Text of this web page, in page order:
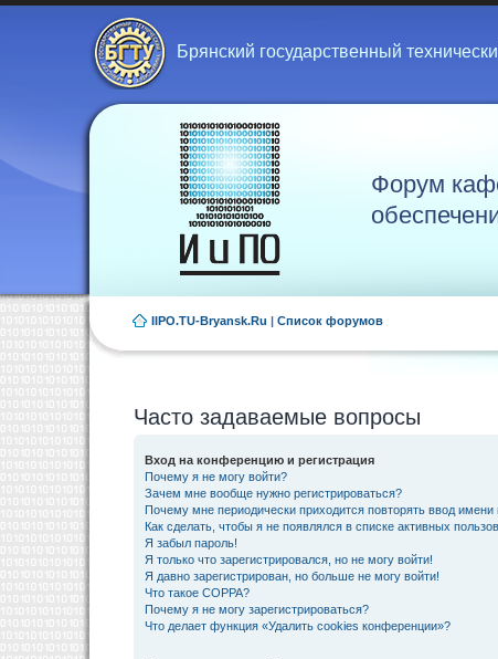
Брянский государственный
Форум
IIPO.TU-Bryansk.Ru | Список форумов
Часто задаваемые вопросы
Вход на конференцию и регистрация
Почему я не могу войти?
Зачем мне вообще нужно регистрироваться?
Почему мне периодически приходится повторять ввод имени
Как сделать, чтобы я не появлялся в списке активных
Я забыл пароль!
Я только что зарегистрировался, но не могу войти!
Я давно зарегистрирован, но больше не могу войти!
Что такое COPPA?
Почему я не могу зарегистрироваться?
Что делает функция «Удалить cookies конференции»?